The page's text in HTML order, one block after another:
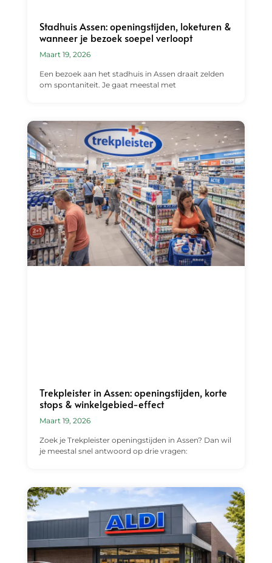
Stadhuis Assen: openingstijden, loketuren &
wanneer je bezoek soepel verloopt
Maart 19, 2026
Een bezoek aan het stadhuis in Assen draait zelden
om spontaniteit. Je gaat meestal met
Trekpleister in Assen: openingstijden, korte
stops & winkelgebied-effect
Maart 19, 2026
Zoek je Trekpleister openingstijden in Assen? Dan wil
je meestal snel antwoord op drie vragen: